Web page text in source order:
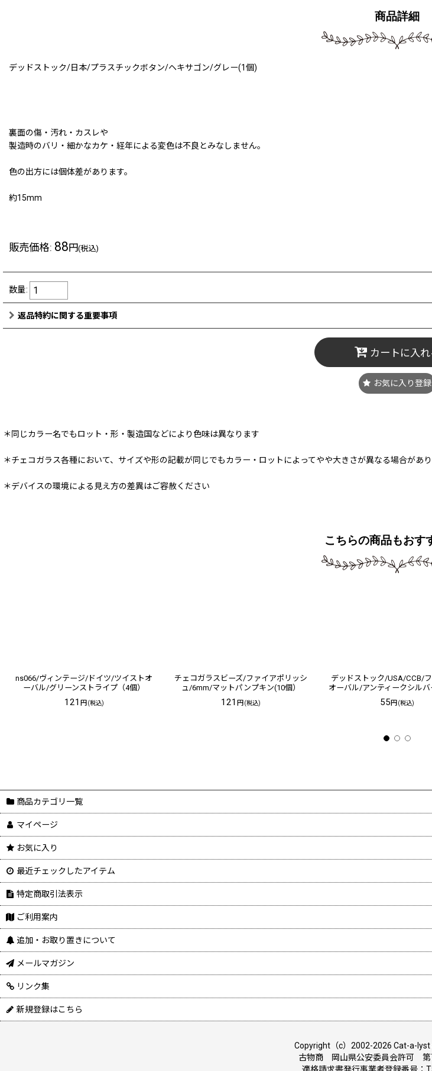
商品詳細
デッドストック/日本/プラスチックボタン/ヘキサゴン/グレー(1個)
裏面の傷・汚れ・カスレや
製造時のバリ・細かなカケ・経年による変色は不良とみなしません。
色の出方には個体差があります。
約15mm
販売価格: 88円(税込)
数量:
返品特約に関する重要事項
カートに入れ
お気に入り登録
＊同じカラー名でもロット・形・製造国などにより色味は異なります
＊チェコガラス各種において、サイズや形の記載が同じでもカラー・ロットによってやや大きさが異なる場合があ
＊デバイスの環境による見え方の差異はご容赦ください
こちらの商品もおす
ns066/ヴィンテージ/ドイツ/ツイストオ
ーバル/グリーンストライプ（4個）
121 円(税込)
チェコガラスビーズ/ファイアポリッシ
ュ/6mm/マットパンプキン(10個）
121 円(税込)
デッドストック/USA/CCB/
オーバル/アンティークシルバ
55円(税込)
商品カテゴリ一覧
マイページ
お気に入り
最近チェックしたアイテム
特定商取引法表示
ご利用案内
追加・お取り置きについて
メールマガジン
リンク集
新規登録はこちら
Copyright（c）2002-2026 Cat-a-lyst
古物商 岡山県公安委員会許可 第